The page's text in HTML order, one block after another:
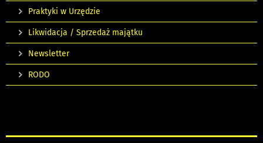
Praktyki w Urzędzie
Likwidacja / Sprzedaż majątku
Newsletter
RODO